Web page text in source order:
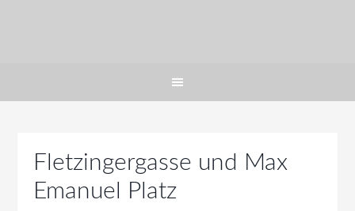
Fletzingergasse und Max
Emanuel Platz